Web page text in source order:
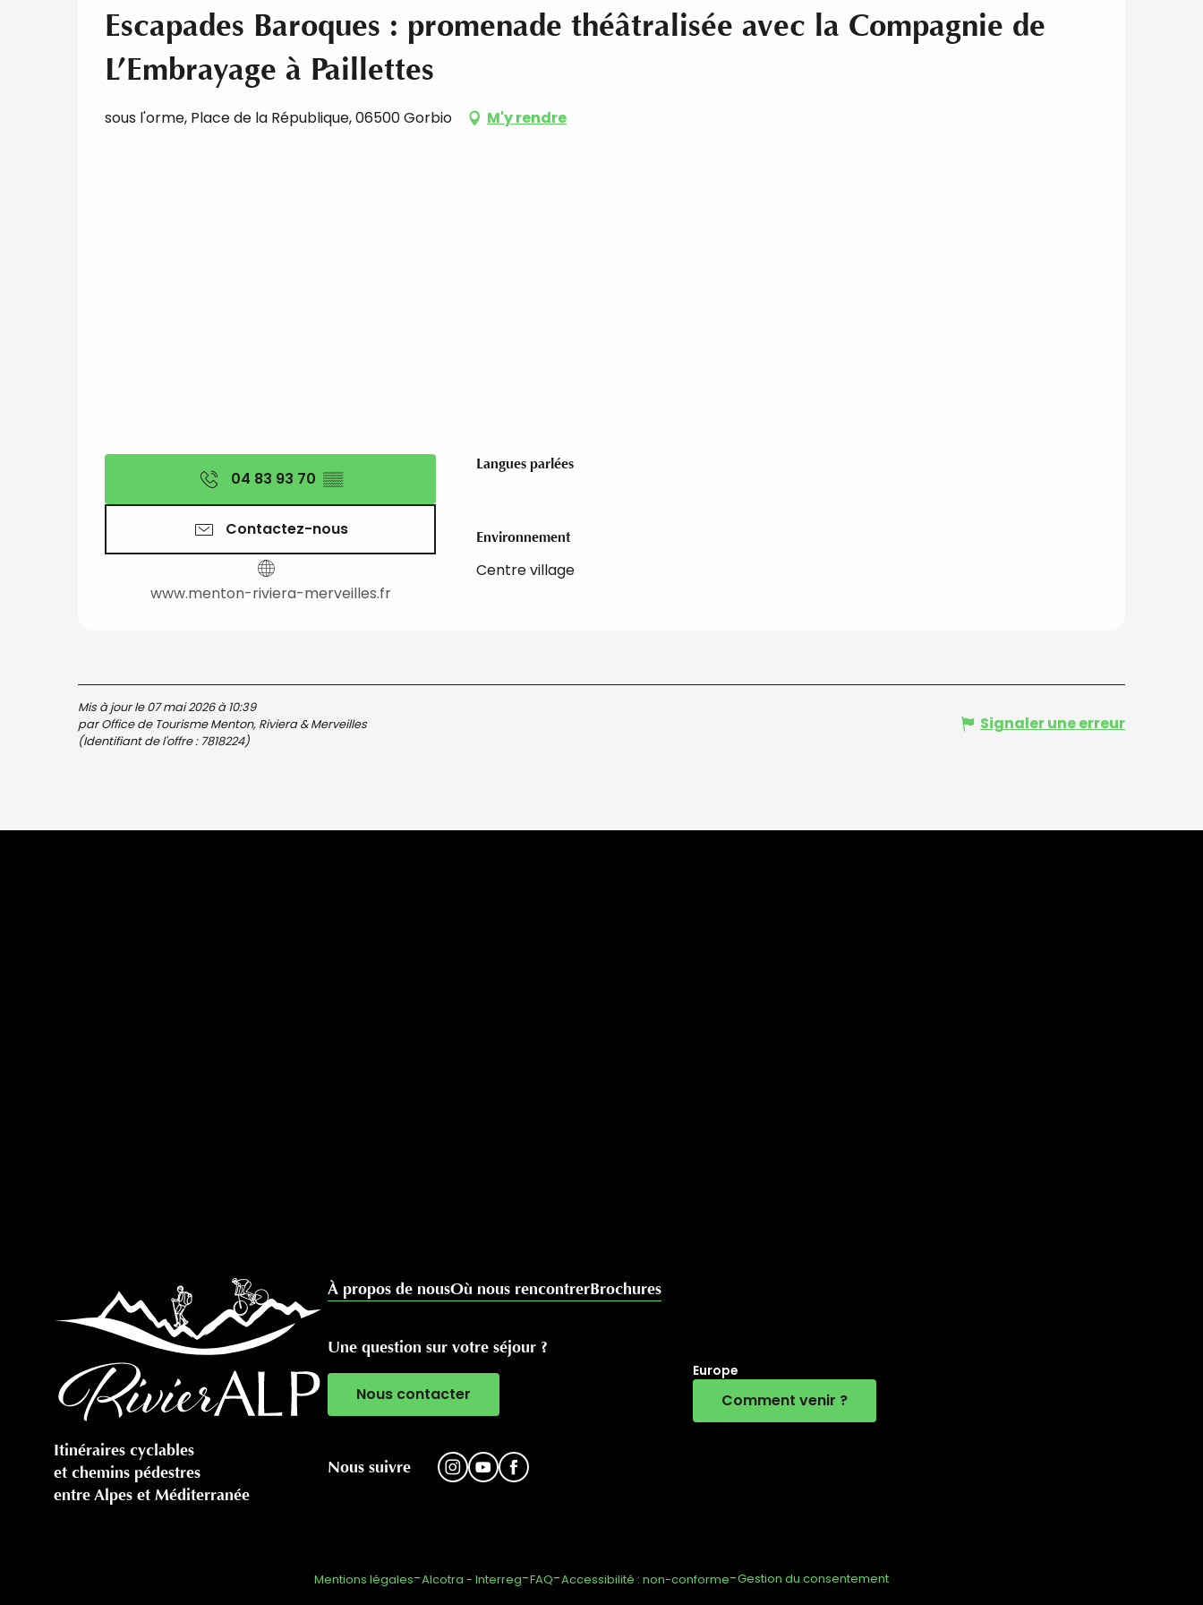
Escapades Baroques : promenade théâtralisée avec la Compagnie de
L’Embrayage à Paillettes
sous l'orme, Place de la République, 06500 Gorbio M'y rendre
04 83 93 70 ▒▒
Contactez-nous
www.menton-riviera-merveilles.fr
Langues parlées
Langues parlées
Environnement
Environnement
Centre village
Mis à jour le 07 mai 2026 à 10:39
par Office de Tourisme Menton, Riviera & Merveilles
(Identifiant de l'offre : 7818224)
Signaler une erreur
Itinéraires cyclables
et chemins pédestres
entre Alpes et Méditerranée
À propos de nousOù nous rencontrerBrochures
Une question sur votre séjour ?
Nous contacter
Nous suivre
Europe
Comment venir ?
Mentions légales-Alcotra - Interreg-FAQ-Accessibilité : non-conforme-Gestion du consentement